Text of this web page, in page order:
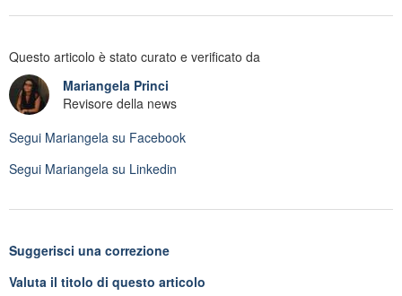
Questo articolo è stato curato e verificato da
Mariangela Princi
Revisore della news
Segui Mariangela su Facebook
Segui Mariangela su Linkedin
Suggerisci una correzione
Valuta il titolo di questo articolo